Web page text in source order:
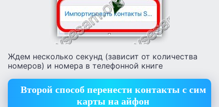
Ждем несколько секунд (зависит от количества
номеров) и номера в телефонной книге
Второй способ перенести контакты с сим
карты на айфон